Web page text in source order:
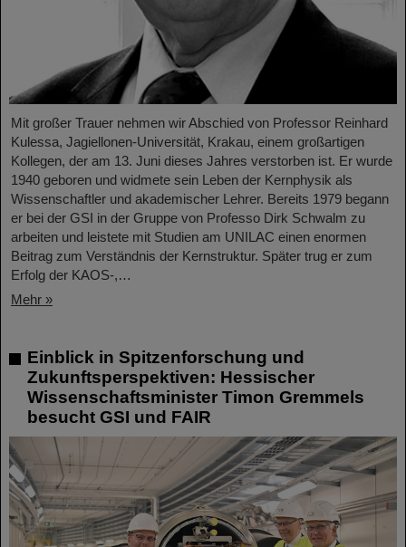
Mit großer Trauer nehmen wir Abschied von Professor Reinhard
Kulessa, Jagiellonen-Universität, Krakau, einem großartigen
Kollegen, der am 13. Juni dieses Jahres verstorben ist. Er wurde
1940 geboren und widmete sein Leben der Kernphysik als
Wissenschaftler und akademischer Lehrer. Bereits 1979 begann
er bei der GSI in der Gruppe von Professo Dirk Schwalm zu
arbeiten und leistete mit Studien am UNILAC einen enormen
Beitrag zum Verständnis der Kernstruktur. Später trug er zum
Erfolg der KAOS-,…
Mehr »
Einblick in Spitzenforschung und
Zukunftsperspektiven: Hessischer
Wissenschaftsminister Timon Gremmels
besucht GSI und FAIR